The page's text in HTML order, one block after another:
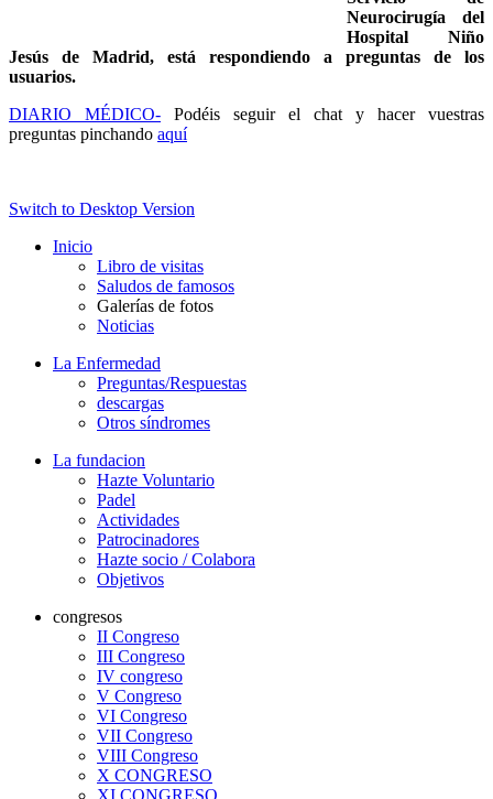
Neurocirugía del
Hospital Niño
Jesús de Madrid, está respondiendo a preguntas de los
usuarios.
DIARIO MÉDICO- Podéis seguir el chat y hacer vuestras
preguntas pinchando aquí
Switch to Desktop Version
Inicio
Libro de visitas
Saludos de famosos
Galerías de fotos
Noticias
La Enfermedad
Preguntas/Respuestas
descargas
Otros síndromes
La fundacion
Hazte Voluntario
Padel
Actividades
Patrocinadores
Hazte socio / Colabora
Objetivos
congresos
II Congreso
III Congreso
IV congreso
V Congreso
VI Congreso
VII Congreso
VIII Congreso
X CONGRESO
XI CONGRESO